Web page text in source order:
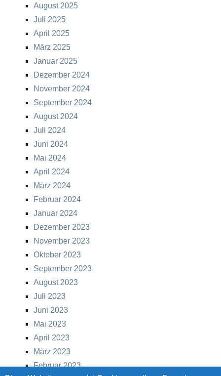
August 2025
Juli 2025
April 2025
März 2025
Januar 2025
Dezember 2024
November 2024
September 2024
August 2024
Juli 2024
Juni 2024
Mai 2024
April 2024
März 2024
Februar 2024
Januar 2024
Dezember 2023
November 2023
Oktober 2023
September 2023
August 2023
Juli 2023
Juni 2023
Mai 2023
April 2023
März 2023
Februar 2023